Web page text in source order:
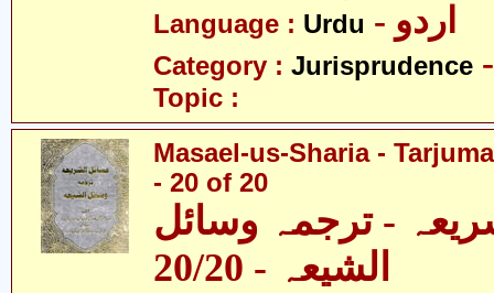
Language : Urdu - اردو
Category : Jurisprudence
Topic :
Masael-us-Sharia -
- 20 of 20
- ترجمہ وسائل
الشیعہ - 20/20